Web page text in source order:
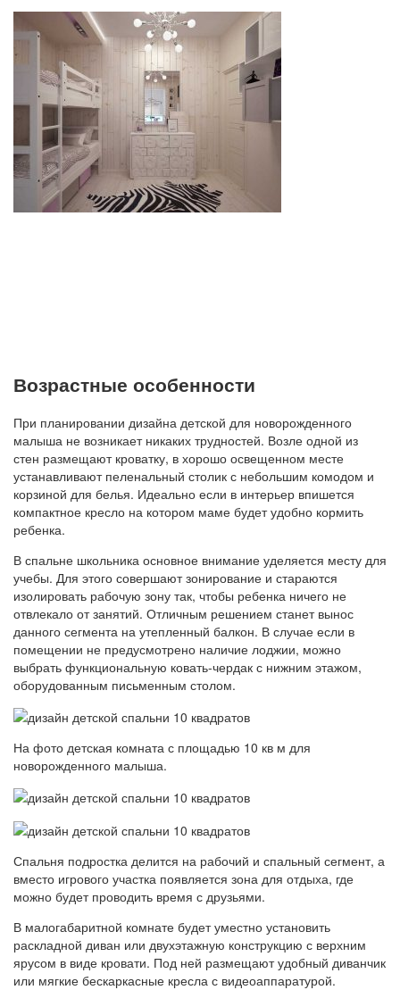
Возрастные особенности
При планировании дизайна детской для новорожденного
малыша не возникает никаких трудностей. Возле одной из
стен размещают кроватку, в хорошо освещенном месте
устанавливают пеленальный столик с небольшим комодом и
корзиной для белья. Идеально если в интерьер впишется
компактное кресло на котором маме будет удобно кормить
ребенка.
В спальне школьника основное внимание уделяется месту для
учебы. Для этого совершают зонирование и стараются
изолировать рабочую зону так, чтобы ребенка ничего не
отвлекало от занятий. Отличным решением станет вынос
данного сегмента на утепленный балкон. В случае если в
помещении не предусмотрено наличие лоджии, можно
выбрать функциональную ковать-чердак с нижним этажом,
оборудованным письменным столом.
На фото детская комната с площадью 10 кв м для
новорожденного малыша.
Спальня подростка делится на рабочий и спальный сегмент, а
вместо игрового участка появляется зона для отдыха, где
можно будет проводить время с друзьями.
В малогабаритной комнате будет уместно установить
раскладной диван или двухэтажную конструкцию с верхним
ярусом в виде кровати. Под ней размещают удобный диванчик
или мягкие бескаркасные кресла с видеоаппаратурой.